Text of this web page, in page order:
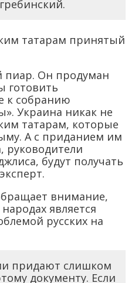
татарам принятый
пиар. Он продуман
готовить
к собранию
Украина никак не
татарам, которые
А с приданием им
руководители
будут получать
внимание,
является
русских на
придают слишком
документу. Если